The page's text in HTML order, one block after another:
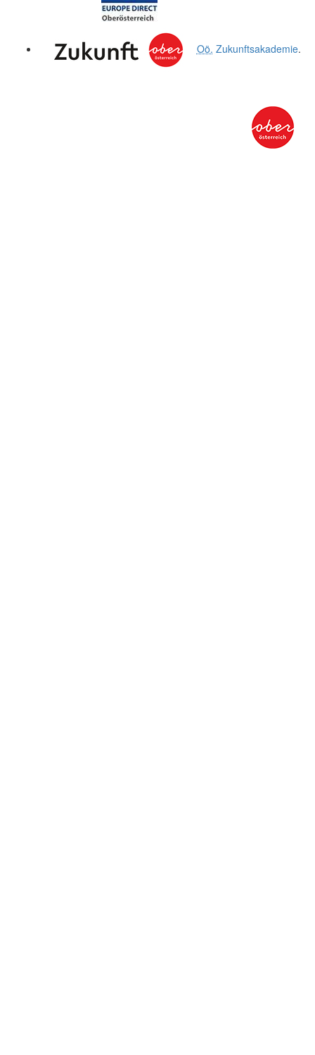
Oö. Zukunftsakademie.